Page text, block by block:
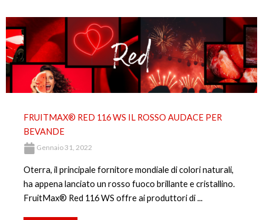
FRUITMAX® RED 116 WS IL ROSSO AUDACE PER
BEVANDE
Gennaio 31, 2022
Oterra, il principale fornitore mondiale di colori naturali,
ha appena lanciato un rosso fuoco brillante e cristallino.
FruitMax® Red 116 WS offre ai produttori di ...